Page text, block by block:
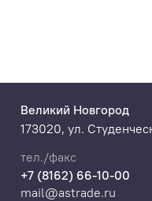
Великий Новгород
173020, ул.
тел./факс
+7 (8162) 66-10-00
mail@astrade.ru